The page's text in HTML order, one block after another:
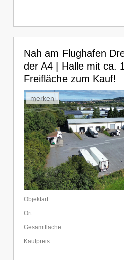
Nah am Flughafen
der A4 | Halle mit ca.
Freifläche zum Kauf!
merken
Objektart:
Ort:
Gesamtfläche:
Kaufpreis: